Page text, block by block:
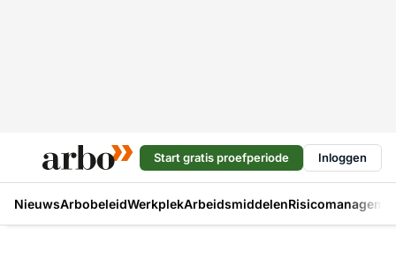
Start gratis proefperiode Inloggen
NieuwsArbobeleidWerkplekArbeidsmiddelen